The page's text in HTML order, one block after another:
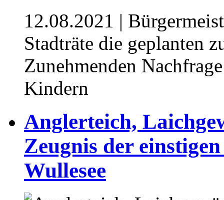
12.08.2021 |
Stadträte die geplanten
Zunehmenden
Kindern
Anglerteich,
Zeugnis der
Wullesee